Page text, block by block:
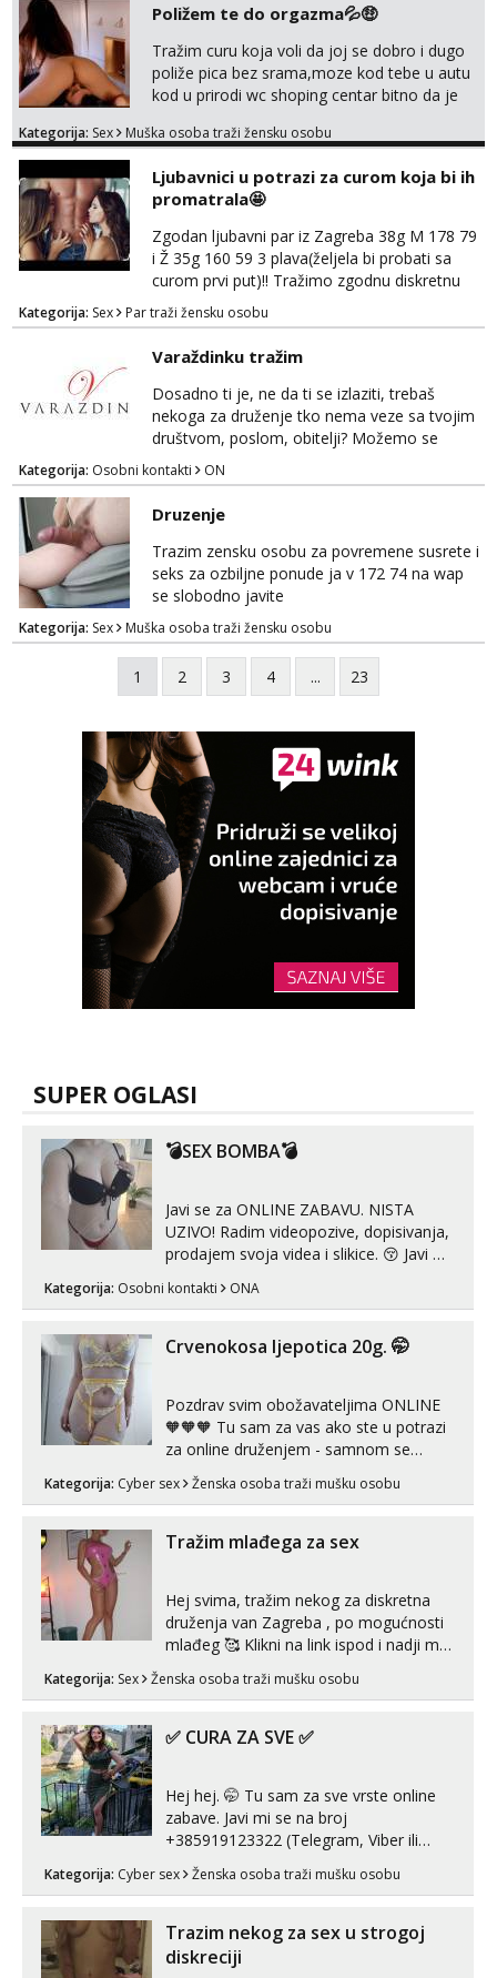
Poližem te do orgazma💦🤑
Tražim curu koja voli da joj se dobro i dugo
poliže pica bez srama,moze kod tebe u autu
kod u prirodi wc shoping centar bitno da je
jer nisam solo. Zgodan sam i diskretan,sliku
za brz dogovor Kontakt 0958759047
Kategorija: Sex Muška osoba traži žensku osobu
Ljubavnici u potrazi za curom koja bi ih
promatrala🤩
Zgodan ljubavni par iz Zagreba 38g M 178 79
i Ž 35g 160 59 3 plava(željela bi probati sa
curom prvi put)!! Tražimo zgodnu diskretnu
curu koja bi nas promatrala dok imamo
žestok odnos. Može se pridruziti ali i ne
mora.Bitno da uzivamo diskretno anonimno
bez upoznavanja puno.Sliku mozemo
razmjeniti,ali najbolje uzivo se upoznati. Na
goo smo do 15.8 poslije tog mozemo se
druziti,javi se na mail il...
Kategorija: Sex Par traži žensku osobu
Varaždinku tražim
Dosadno ti je, ne da ti se izlaziti, trebaš
nekoga za druženje tko nema veze sa tvojim
društvom, poslom, obitelji? Možemo se
podružiti i zabaviti na razne načine. Makni se
od svakodnevice samnom. Javi se na
Whatsapp. Samo Varaždin i okolica.
Kategorija: Osobni kontakti ON
Druzenje
Trazim zensku osobu za povremene susrete i
seks za ozbiljne ponude ja v 172 74 na wap
se slobodno javite
Kategorija: Sex Muška osoba traži žensku osobu
1 2 3 4 ... 23
SUPER OGLASI
💣SEX BOMBA💣
Javi se za ONLINE ZABAVU. NISTA
UZIVO! Radim videopozive, dopisivanja,
prodajem svoja videa i slikice. 😚 Javi mi
Telegram. +385 91 723 0045
Kategorija: Osobni kontakti ONA
Crvenokosa ljepotica 20g. 🤭
Pozdrav svim obožavateljima ONLINE
🧡🧡🧡 Tu sam za vas ako ste u potrazi
za online druženjem - samnom se
možete zabaviti preko videopoziva, ili
ako vam nisam dovoljna radim i u paru i
😉 Radim i vruća tipkanja uz slike i hot
line pozive. Za vas sam pripremila ...
Kategorija: Cyber sex Ženska osoba traži mušku osobu
Tražim mlađega za sex
Hej svima, tražim nekog za diskretna
druženja van Zagreba , po mogućnosti
mlađeg 🥰 Klikni na link ispod i nadji me
Kategorija: Sex Ženska osoba traži mušku osobu
✅ CURA ZA SVE ✅
Hej hej. 🤭 Tu sam za sve vrste online
zabave. Javi mi se na broj
+385919123322 (Telegram, Viber ili
Whatsapp). 🤙 NE javljaj se na uzivo.
Hvala.
Kategorija: Cyber sex Ženska osoba traži mušku osobu
Trazim nekog za sex u strogoj
diskreciji